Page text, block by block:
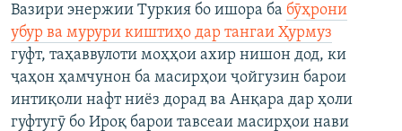
Вазири энержии Туркия бо ишора ба бӯҳрони
убур ва мурури киштиҳо дар тангаи Ҳурмуз
гуфт, таҳаввулоти моҳҳои ахир нишон дод, ки
ҷаҳон ҳамчунон ба масирҳои ҷойгузин барои
интиқоли нафт ниёз дорад ва Анқара дар ҳоли
гуфтугӯ бо Ироқ барои тавсеаи масирҳои нави